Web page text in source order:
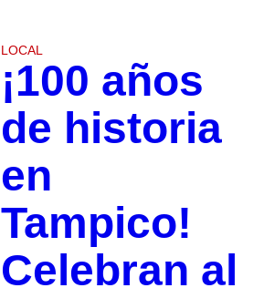
LOCAL
¡100 años
de historia
en
Tampico!
Celebran al